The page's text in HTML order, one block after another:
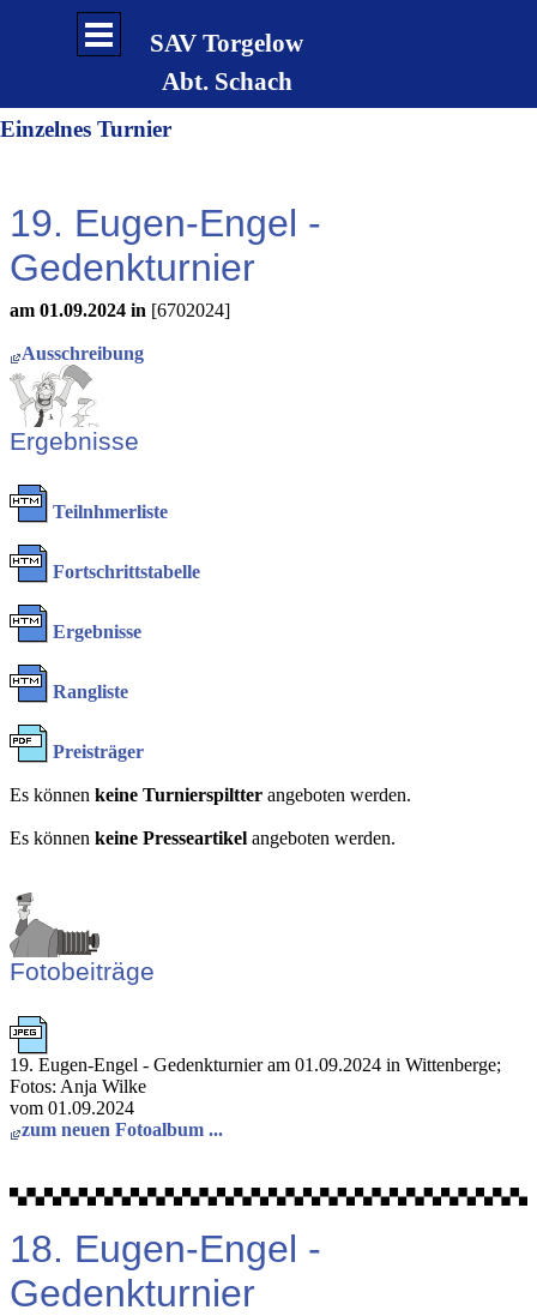
Direkt zum Seiteninhalt
SAV Torgelow
Abt. Schach
Menü überspringen
Einzelnes Turnier
19. Eugen-Engel -
Gedenkturnier
am 01.09.2024 in [6702024]
Ausschreibung
Ergebnisse
Teilnhmerliste
Fortschrittstabelle
Ergebnisse
Rangliste
Preisträger
Es können keine Turnierspiltter angeboten werden.
Es können keine Presseartikel angeboten werden.
Fotobeiträge
19. Eugen-Engel - Gedenkturnier am 01.09.2024 in Wittenberge;
Fotos: Anja Wilke
vom 01.09.2024
zum neuen Fotoalbum ...
18. Eugen-Engel -
Gedenkturnier